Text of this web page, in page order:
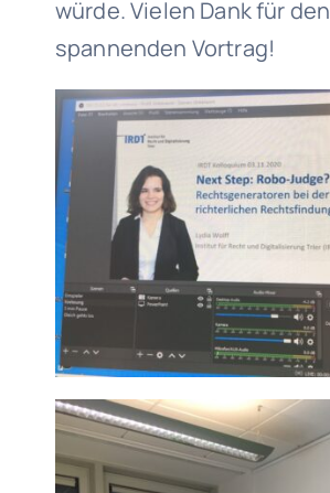
würde. Vielen Dank für den
spannenden Vortrag!